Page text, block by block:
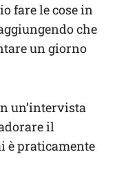
fare le cose in
che
un giorno
un’intervista
il
è praticamente